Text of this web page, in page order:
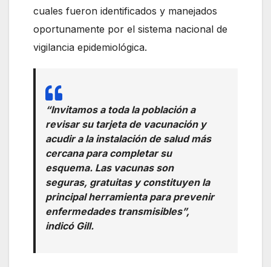
cuales fueron identificados y manejados
oportunamente por el sistema nacional de
vigilancia epidemiológica.
“Invitamos a toda la población a
revisar su tarjeta de vacunación y
acudir a la instalación de salud más
cercana para completar su
esquema. Las vacunas son
seguras, gratuitas y constituyen la
principal herramienta para prevenir
enfermedades transmisibles”,
indicó Gill.